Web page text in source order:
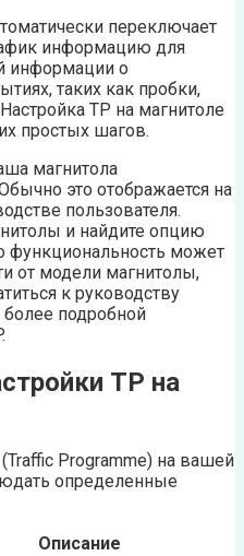
переключает
информацию для
информации о
таких как пробки,
TP на магнитоле
простых шагов.
магнитола
это отображается на
пользователя.
и найдите опцию
функциональность может
от модели магнитолы,
к руководству
более подробной
TP на
Programme) на вашей
определенные
Описание